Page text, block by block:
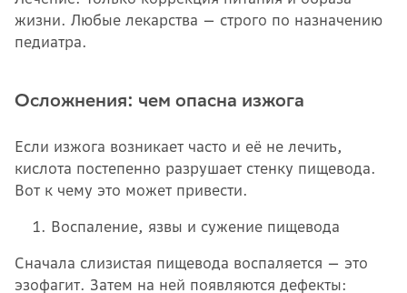
жизни. Любые лекарства — строго по назначению
педиатра.
Осложнения: чем опасна изжога
Если изжога возникает часто и её не лечить,
кислота постепенно разрушает стенку пищевода.
Вот к чему это может привести.
Воспаление, язвы и сужение пищевода
Сначала слизистая пищевода воспаляется — это
эзофагит. Затем на ней появляются дефекты: